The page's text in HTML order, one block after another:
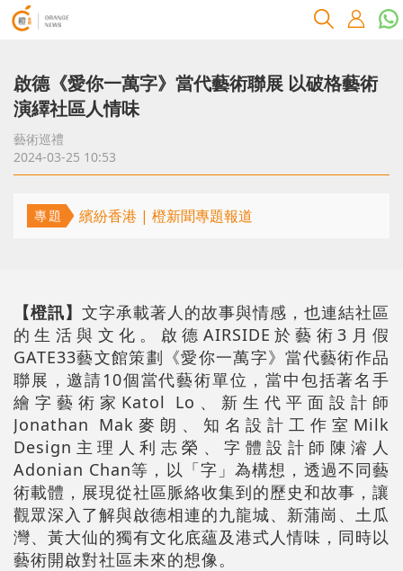
啟德《愛你一萬字》當代藝術聯展 以破格藝術
演繹社區人情味
藝術巡禮
2024-03-25 10:53
專題 繽紛香港 | 橙新聞專題報道
【橙訊】 文字承載著人的故事與情感，也連結社區
的生活與文化。啟德AIRSIDE於藝術3月假
GATE33藝文館策劃《愛你一萬字》當代藝術作品
聯展，邀請10個當代藝術單位，當中包括著名手
繪字藝術家Katol Lo、新生代平面設計師
Jonathan Mak麥朗、知名設計工作室Milk
Design主理人利志榮、字體設計師陳濬人
Adonian Chan等，以「字」為構想，透過不同藝
術載體，展現從社區脈絡收集到的歷史和故事，讓
觀眾深入了解與啟德相連的九龍城、新蒲崗、土瓜
灣、黃大仙的獨有文化底蘊及港式人情味，同時以
藝術開啟對社區未來的想像。